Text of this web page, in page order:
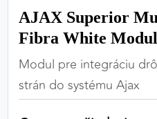
AJAX Superior
Fibra White
Modul pre integráciu
strán do systému Ajax
zabezpečiť jej plnú